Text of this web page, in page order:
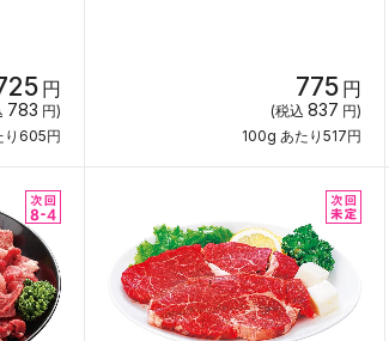
円
783 円)
り605円
775 円
(税込 837 円)
100g あたり517円